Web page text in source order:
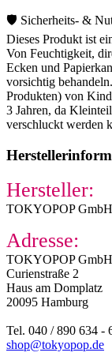
🛡️ Sicherheits- &
Dieses Produkt ist
Von Feuchtigkeit,
Ecken und
vorsichtig
Produkten) von
3 Jahren, da
verschluckt werden
Hersteller:
TOKYOPOP GmbH
Adresse:
TOKYOPOP GmbH
Curienstraße 2
Haus am Domplatz
20095 Hamburg
Tel. 040 / 890 634 -
shop@tokyopop.de